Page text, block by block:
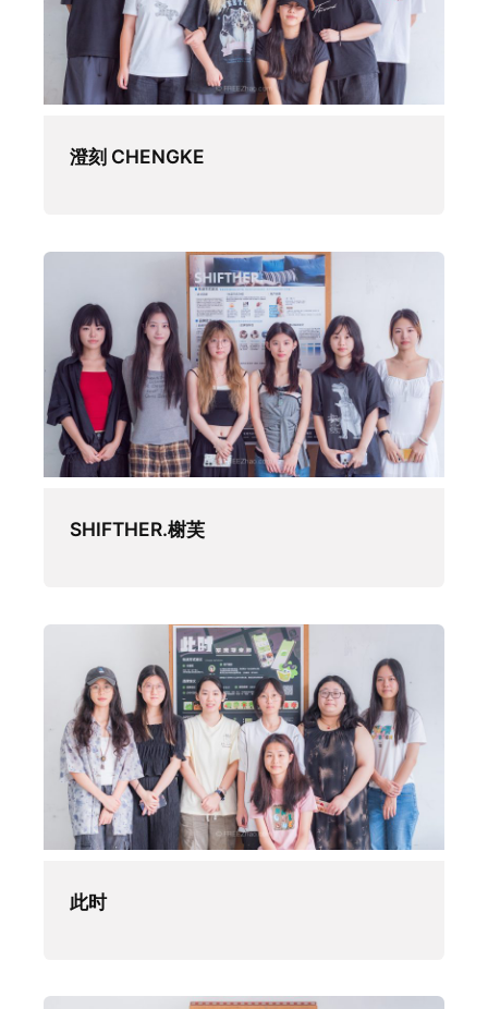
澄刻 CHENGKE
SHIFTHER.榭芙
此时